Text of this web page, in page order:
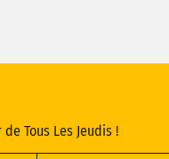
Tous Les Jeudis !